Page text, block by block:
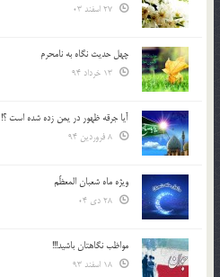
چهل حدیث نگاه به نامحرم
آیا جرقه ظهور در یمن زده شده است ؟!
ویژه ماه شعبان المعظّم
مواظب نگاهتان باشید!!!